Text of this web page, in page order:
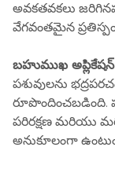
అవకతవకలు
వేగవంతమైన
బహుముఖ
పశువులను
పరిరక్షణ మరియు
అనుకూలంగా